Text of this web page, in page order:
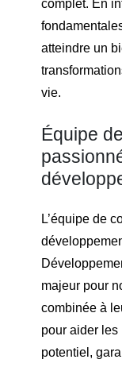
complet. En
atteindre un
vie.
Équipe
L’équipe de
majeur pour
combinée à
pour aider
potentiel,